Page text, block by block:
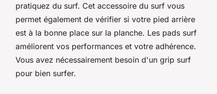
pratiquez du surf. Cet accessoire du surf vous
permet également de vérifier si votre pied arrière
est à la bonne place sur la planche. Les pads surf
améliorent vos performances et votre adhérence.
Vous avez nécessairement besoin d'un grip surf
pour bien surfer.